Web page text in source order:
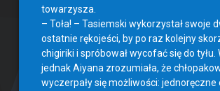
towarzysza.
– Toła! – Tasiemski wykorzystał swoje
ostatnie rękojeści, by po raz kolejny
chigiriki i spróbował wycofać się do tyłu.
jednak Aiyana zrozumiała, że
wyczerpały się możliwości: jednoręczne